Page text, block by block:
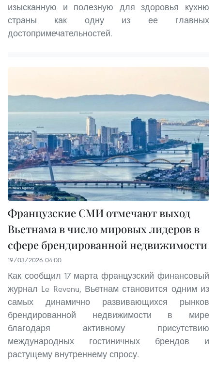
изысканную и полезную для здоровья кухню
страны как одну из ее главных
достопримечательностей.
Французские СМИ отмечают выход
Вьетнама в число мировых лидеров в
сфере брендированной недвижимости
19/03/2026 04:00
Как сообщил 17 марта французский финансовый
журнал Le Revenu, Вьетнам становится одним из
самых динамично развивающихся рынков
брендированной недвижимости в мире
благодаря активному присутствию
международных гостиничных брендов и
растущему внутреннему спросу.